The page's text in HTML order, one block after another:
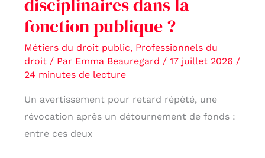
fonction publique ?
Métiers du droit public, Professionnels du
droit/ Par Emma Beauregard / 17 juillet 2026 /
24 minutes de lecture
Un avertissement pour retard répété, une
révocation après un détournement de fonds :
entre ces deux